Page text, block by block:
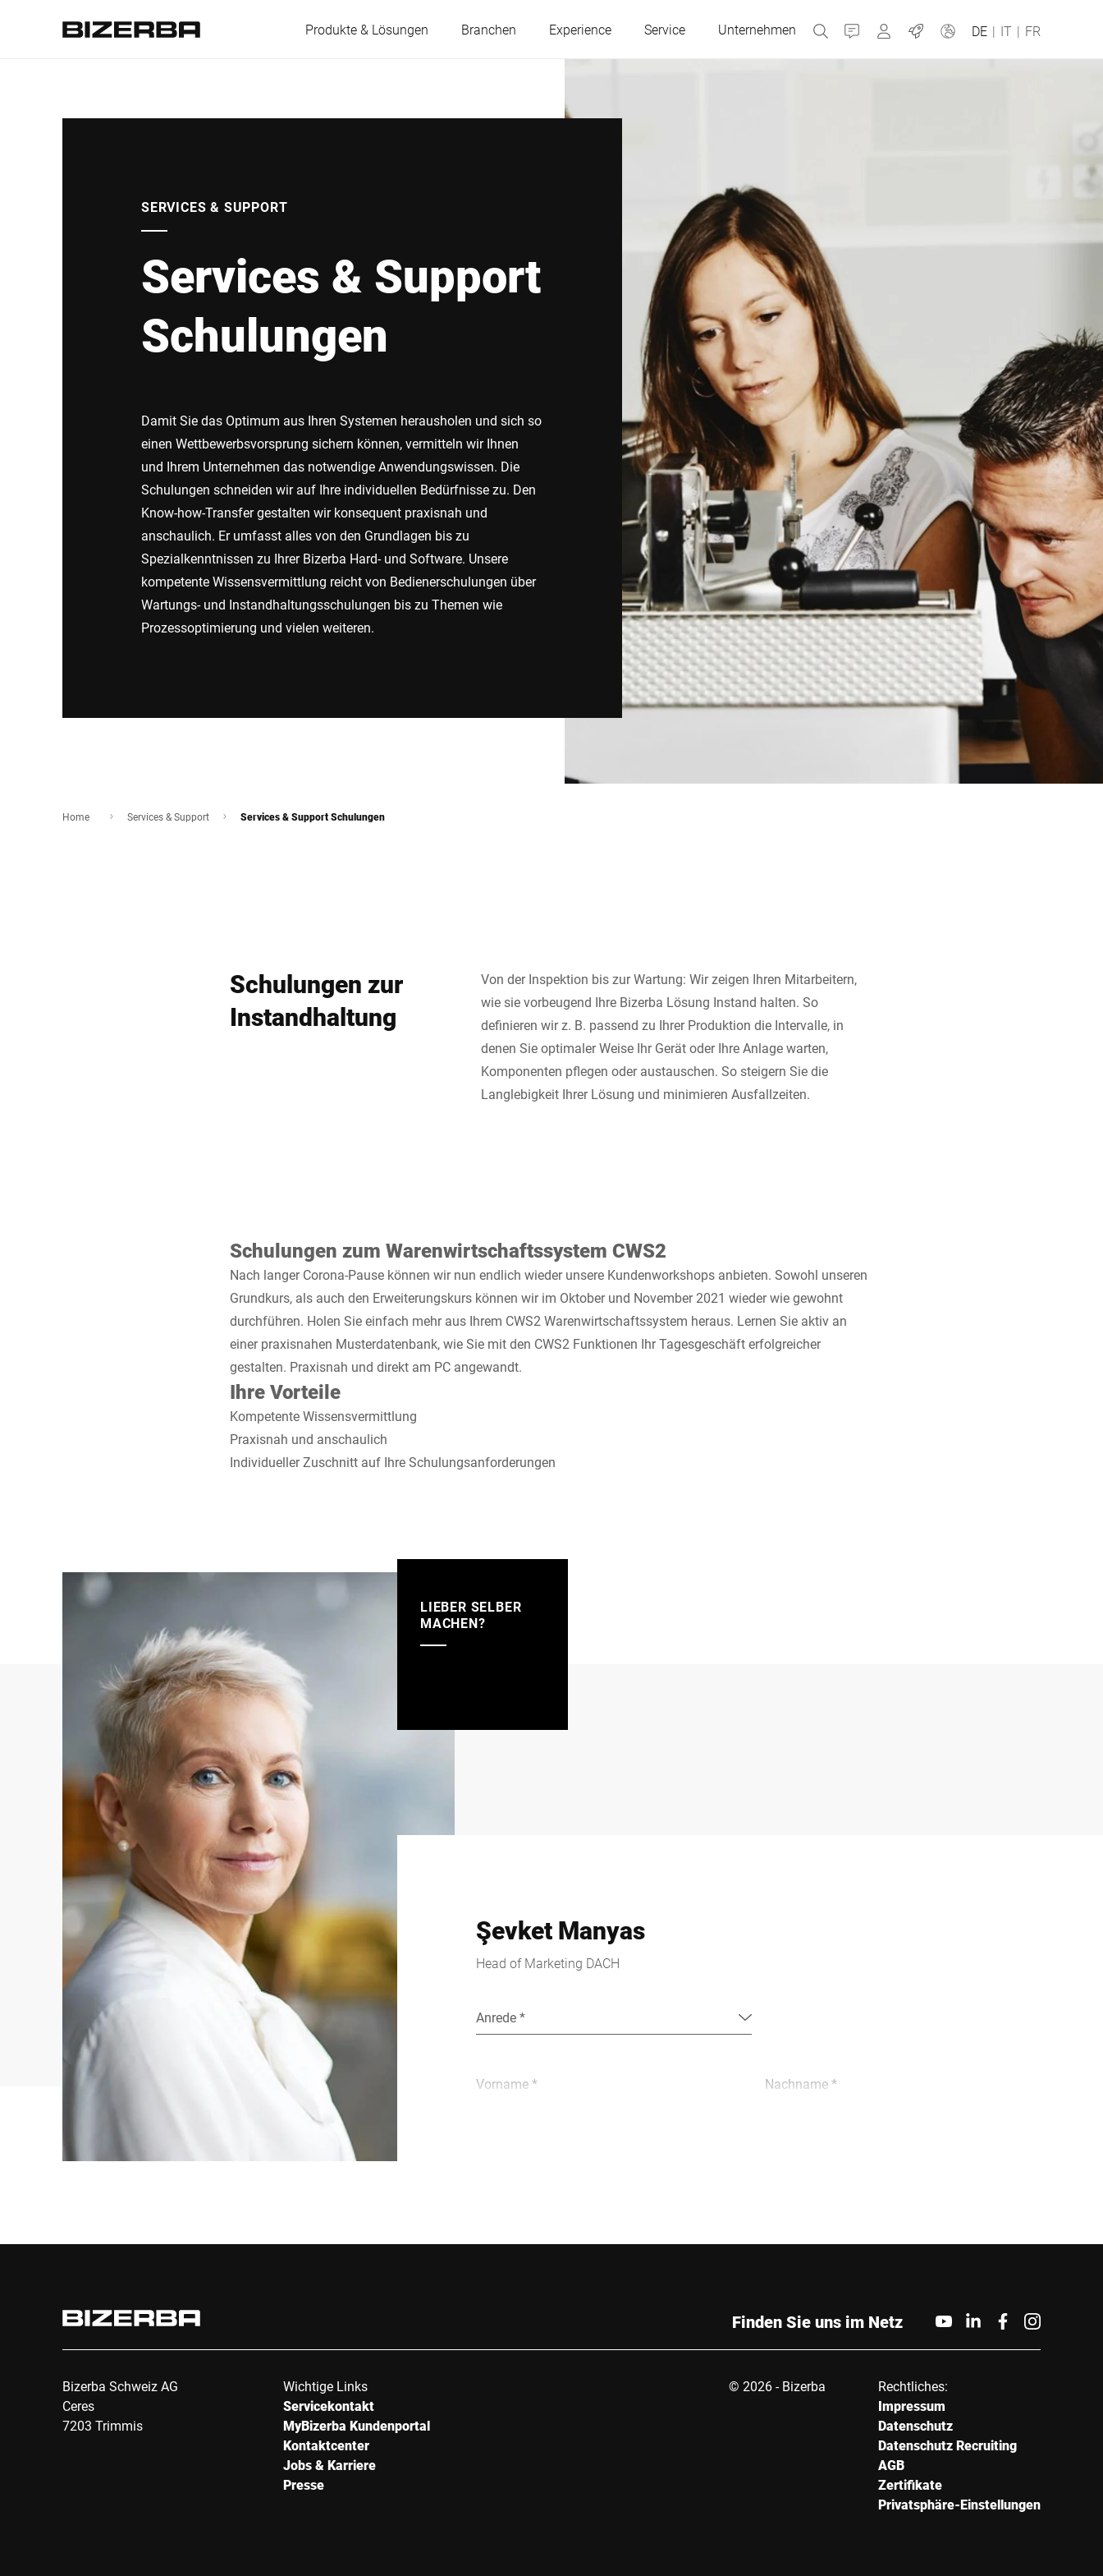
Produkte & Lösungen Branchen Experience Service Unternehmen Kontakt MyBizerba
Jobs DE | IT | FR
Deutschland
Italien
Polen Portugal
Slowakei
Türkei
Vereinigtes Königreich
Globale Website
SERVICES & SUPPORT
Services & Support
Schulungen
Damit Sie das Optimum aus Ihren Systemen herausholen und sich so
einen Wettbewerbsvorsprung sichern können, vermitteln wir Ihnen
und Ihrem Unternehmen das notwendige Anwendungswissen. Die
Schulungen schneiden wir auf Ihre individuellen Bedürfnisse zu. Den
Know-how-Transfer gestalten wir konsequent praxisnah und
anschaulich. Er umfasst alles von den Grundlagen bis zu
Spezialkenntnissen zu Ihrer Bizerba Hard- und Software. Unsere
kompetente Wissensvermittlung reicht von Bedienerschulungen über
Wartungs- und Instandhaltungsschulungen bis zu Themen wie
Prozessoptimierung und vielen weiteren.
Home Services & Support Services & Support Schulungen
Schulungen zur
Instandhaltung
Von der Inspektion bis zur Wartung: Wir zeigen Ihren Mitarbeitern,
wie sie vorbeugend Ihre Bizerba Lösung Instand halten. So
definieren wir z. B. passend zu Ihrer Produktion die Intervalle, in
denen Sie optimaler Weise Ihr Gerät oder Ihre Anlage warten,
Komponenten pflegen oder austauschen. So steigern Sie die
Langlebigkeit Ihrer Lösung und minimieren Ausfallzeiten.
Schulungen zum Warenwirtschaftssystem CWS2
Nach langer Corona-Pause können wir nun endlich wieder unsere Kundenworkshops anbieten. Sowohl unseren
Grundkurs, als auch den Erweiterungskurs können wir im Oktober und November 2021 wieder wie gewohnt
durchführen. Holen Sie einfach mehr aus Ihrem CWS2 Warenwirtschaftssystem heraus. Lernen Sie aktiv an
einer praxisnahen Musterdatenbank, wie Sie mit den CWS2 Funktionen Ihr Tagesgeschäft erfolgreicher
gestalten. Praxisnah und direkt am PC angewandt.
Ihre Vorteile
Kompetente Wissensvermittlung
Praxisnah und anschaulich
Individueller Zuschnitt auf Ihre Schulungsanforderungen
LIEBER SELBER
MACHEN?
Şevket Manyas
Head of Marketing DACH
Anrede *
Vorname * Nachname *
E-Mail * Telefon
Finden Sie uns im Netz
Bizerba Schweiz AG
Ceres
7203 Trimmis
Wichtige Links
Servicekontakt
MyBizerba Kundenportal
Kontaktcenter
Jobs & Karriere
Presse
© 2026 - Bizerba
Rechtliches:
Impressum
Datenschutz
Datenschutz Recruiting
AGB
Zertifikate
Privatsphäre-Einstellungen